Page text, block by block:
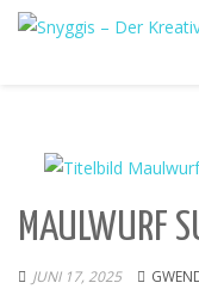
MAULWURF
JUNI 17, 2025